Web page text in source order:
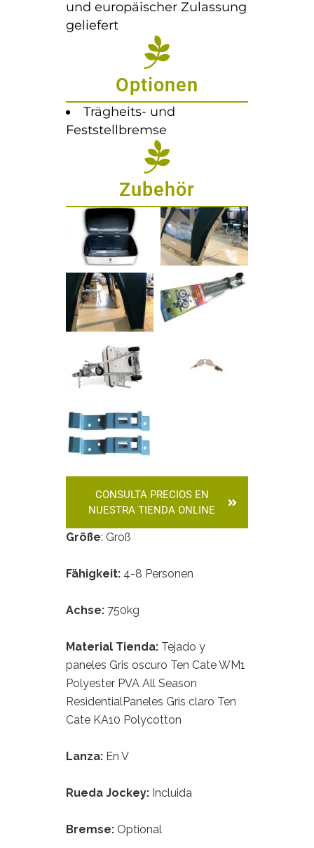
und europäischer Zulassung
geliefert
Optionen
Trägheits- und
Feststellbremse
Zubehör
CONSULTA PRECIOS EN
NUESTRA TIENDA ONLINE
Größe: Groß
Fähigkeit: 4-8 Personen
Achse: 750kg
Material Tienda: Tejado y
paneles Gris oscuro Ten Cate WM1
Polyester PVA All Season
ResidentialPaneles Gris claro Ten
Cate KA10 Polycotton
Lanza: En V
Rueda Jockey: Incluida
Bremse: Optional